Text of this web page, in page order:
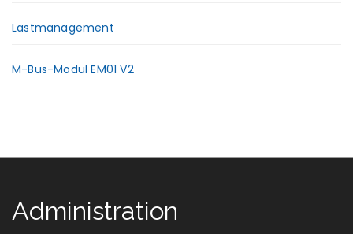
Lastmanagement
M-Bus-Modul EM01 V2
Administration